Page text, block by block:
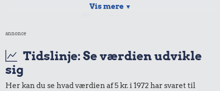
Priser i 2026
Vis mere ▼
annonce
Tidslinje: Se værdien udvikle
sig
Her kan du se hvad værdien af 5 kr. i 1972 har svaret til